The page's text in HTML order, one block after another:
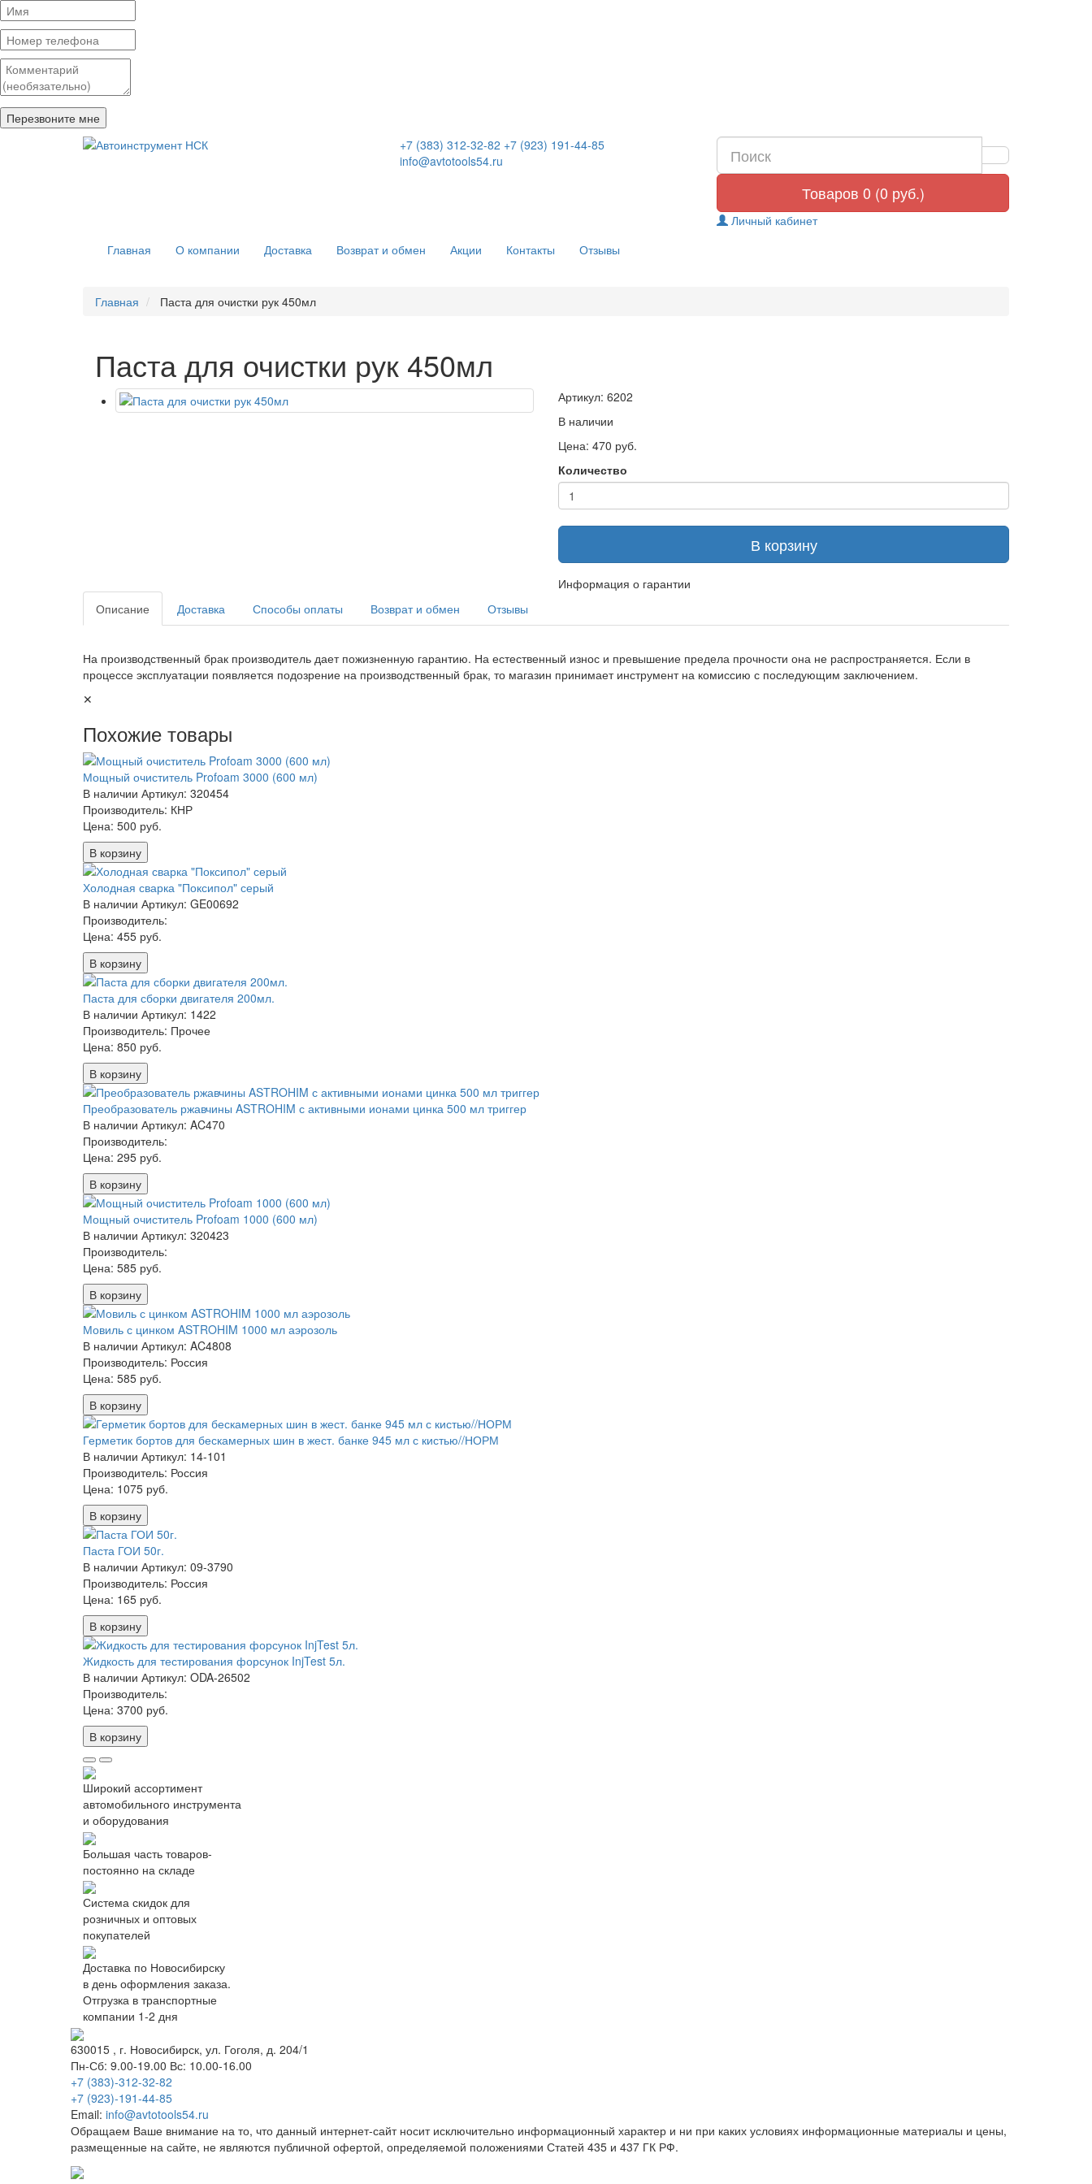
+7 (383) 312-32-82 +7 (923) 191-44-85
info@avtotools54.ru
Товаров 0 (0 руб.)
Личный кабинет
Главная
О компании Доставка Возврат и обмен Акции Контакты Отзывы
Главная Паста для очистки рук 450мл
Паста для очистки рук 450мл
Артикул: 6202
В наличии
Цена: 470 руб.
Количество
В корзину
Информация о гарантии
Описание
Доставка Способы оплаты Возврат и обмен Отзывы
На производственный брак производитель дает пожизненную гарантию. На естественный износ и превышение предела прочности она не распространяется. Если в
процессе эксплуатации появляется подозрение на производственный брак, то магазин принимает инструмент на комиссию с последующим заключением.
✕
Похожие товары
Мощный очиститель Profoam 3000 (600 мл)
В наличии Артикул: 320454
Производитель: КНР
Цена: 500 руб.
В корзину
Холодная сварка "Поксипол" серый
В наличии Артикул: GE00692
Производитель:
Цена: 455 руб.
В корзину
Паста для сборки двигателя 200мл.
В наличии Артикул: 1422
Производитель: Прочее
Цена: 850 руб.
В корзину
Преобразователь ржавчины ASTROHIM с активными ионами цинка 500 мл триггер
В наличии Артикул: AC470
Производитель:
Цена: 295 руб.
В корзину
Мощный очиститель Profoam 1000 (600 мл)
В наличии Артикул: 320423
Производитель:
Цена: 585 руб.
В корзину
Мовиль с цинком ASTROHIM 1000 мл аэрозоль
В наличии Артикул: AC4808
Производитель: Россия
Цена: 585 руб.
В корзину
Герметик бортов для бескамерных шин в жест. банке 945 мл с кистью//НОРМ
В наличии Артикул: 14-101
Производитель: Россия
Цена: 1075 руб.
В корзину
Паста ГОИ 50г.
В наличии Артикул: 09-3790
Производитель: Россия
Цена: 165 руб.
В корзину
Жидкость для тестирования форсунок InjTest 5л.
В наличии Артикул: ODA-26502
Производитель:
Цена: 3700 руб.
В корзину
Широкий ассортимент
автомобильного инструмента
и оборудования
Большая часть товаров-
постоянно на складе
Система скидок для
розничных и оптовых
покупателей
Доставка по Новосибирску
в день оформления заказа.
Отгрузка в транспортные
компании 1-2 дня
630015 , г. Новосибирск, ул. Гоголя, д. 204/1
Пн-Сб: 9.00-19.00 Вс: 10.00-16.00
+7 (383)-312-32-82
+7 (923)-191-44-85
Email: info@avtotools54.ru
Обращаем Ваше внимание на то, что данный интернет-сайт носит исключительно информационный характер и ни при каких условиях информационные материалы и цены,
размещенные на сайте, не являются публичной офертой, определяемой положениями Статей 435 и 437 ГК РФ.